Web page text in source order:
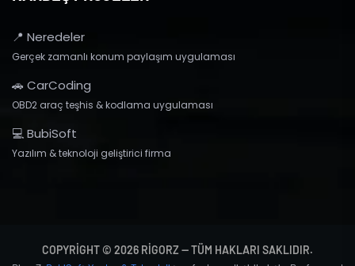
📍 Neredeler
Gerçek zamanlı konum paylaşım uygulaması
🚗 CarCoding
OBD2 araç teşhis & kodlama uygulaması
💻 BubiSoft
Yazılım & teknoloji geliştirici firma
COPYRIGHT © 2026 RIGORZ — TÜM HAKLARI SAKLIDIR.